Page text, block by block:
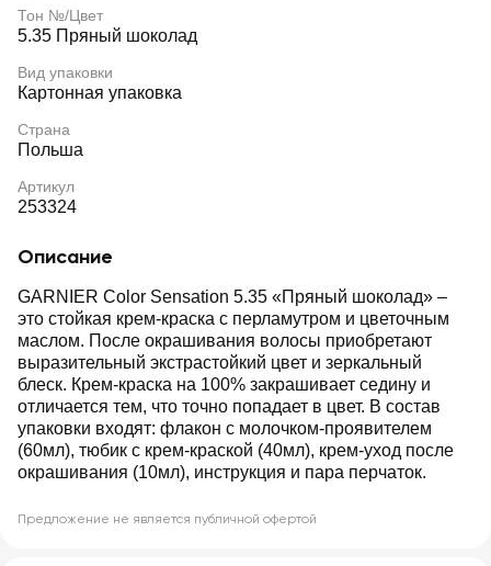
Тон №/Цвет
5.35 Пряный шоколад
Вид упаковки
Картонная упаковка
Страна
Польша
Артикул
253324
Описание
GARNIER Color Sensation 5.35 «Пряный шоколад» –
это стойкая крем-краска c перламутром и цветочным
маслом. После окрашивания волосы приобретают
выразительный экстрастойкий цвет и зеркальный
блеск. Крем-краска на 100% закрашивает седину и
отличается тем, что точно попадает в цвет. В состав
упаковки входят: флакон с молочком-проявителем
(60мл), тюбик с крем-краской (40мл), крем-уход после
окрашивания (10мл), инструкция и пара перчаток.
Предложение не является публичной офертой